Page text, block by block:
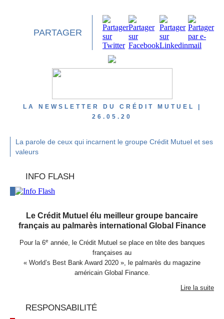
PARTAGER
LA NEWSLETTER DU CRÉDIT MUTUEL |
26.05.20
La parole de ceux qui incarnent le groupe Crédit Mutuel et ses
valeurs
INFO FLASH
Le Crédit Mutuel élu meilleur groupe bancaire
français au palmarès international Global Finance
Pour la 6e année, le Crédit Mutuel se place en tête des banques
françaises au
« World’s Best Bank Award 2020 », le palmarès du magazine
américain Global Finance.
Lire la suite
RESPONSABILITÉ